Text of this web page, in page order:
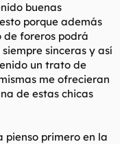
buenas
porque además
de foreros podrá
sinceras y así
un trato de
me ofrecieran
de estas chicas
pienso primero en la